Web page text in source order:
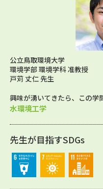
公立鳥取環境大学
環境学部 環境学科 准教授
戸苅 丈仁 先生
興味が湧いてきたら、この学
水環境工学
先生が目指すSDGs